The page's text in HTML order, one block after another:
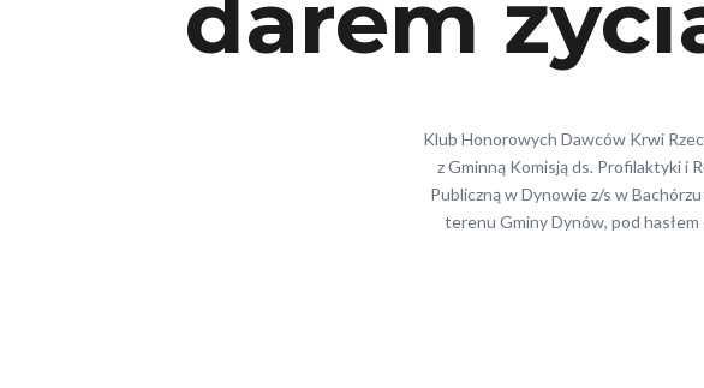
darem
Klub Honorowych Dawców Krwi
z Gminną Komisją ds. Profilaktyki i
Publiczną w Dynowie z/s w
terenu Gminy Dynów, pod hasłem